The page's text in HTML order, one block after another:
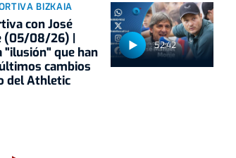
52:42
BIZKAIA
con José
(05/08/26) |
"ilusión" que han
cambios
del Athletic